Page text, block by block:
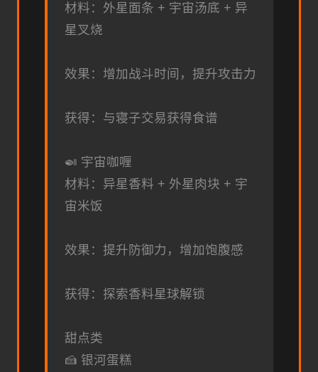
材料：外星面条 + 宇宙汤底 + 异
星叉烧
效果：增加战斗时间，提升攻击力
获得：与寝子交易获得食谱
🍛 宇宙咖喱
材料：异星香料 + 外星肉块 + 宇
宙米饭
效果：提升防御力，增加饱腹感
获得：探索香料星球解锁
甜点类
🍰 银河蛋糕